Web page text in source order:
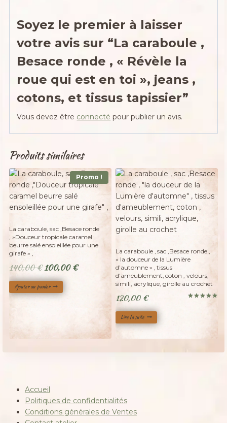
Soyez le premier à laisser
votre avis sur “La caraboule ,
Besace ronde , « Révèle la
roue qui est en toi », jeans ,
cotons, et tissus tapissier”
Vous devez être connecté pour publier un avis.
Produits similaires
Promo !
La caraboule, sac ,Besace ronde
, »Douceur tropicale caramel
beurre salé ensoleillée pour une
girafe » ,
140,00€ Le
prix
initial
100,00€Le
Ajouter au panier
Adopté
La caraboule , sac ,Besace ronde ,
« la douceur de la Lumière
d’automne » , tissus
d’ameublement, coton , velours,
simili, acrylique, girolle au crochet
120,00 €
Lire la suite
Accueil
Politiques de confidentialités
Conditions générales de Ventes